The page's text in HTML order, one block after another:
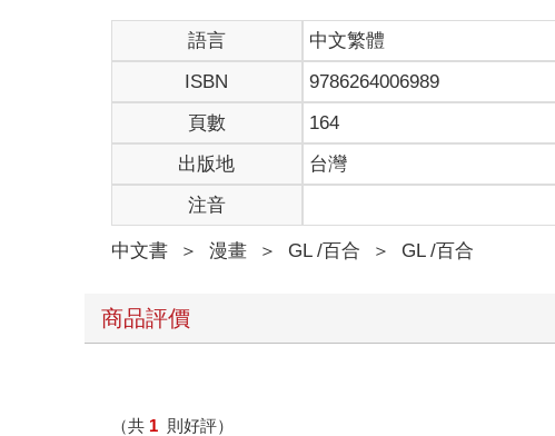
語言 中文繁體
ISBN
9786264006989
頁數
164
出版地
台灣
注音
中文書 ＞ 漫畫 ＞ GL /百合 ＞ GL /百合
商品評價
（共 1 則好評）